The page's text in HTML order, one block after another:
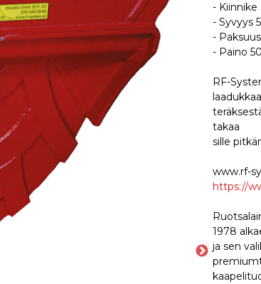
- Kiinnike
- Syvyys
-
- Paino
RF-
takaa
sille
www.rf-
https://
1978
ja sen